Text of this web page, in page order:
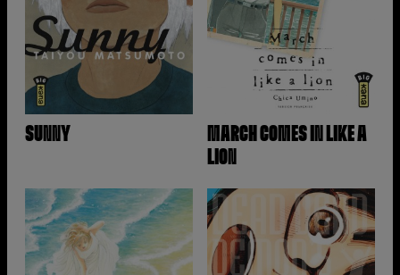
SUNNY
MARCH COMES IN LIKE A
LION